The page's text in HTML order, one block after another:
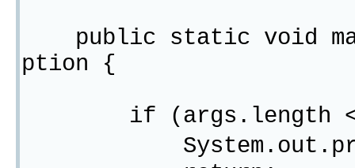
public static void
ption {
if (args.length <